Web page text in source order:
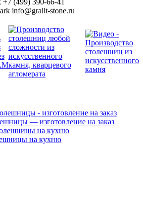
+7 (499) 390-66-41
info@gralit-stone.ru
— изготовление на заказ
на кухню